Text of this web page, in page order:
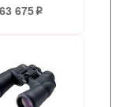
63 675p